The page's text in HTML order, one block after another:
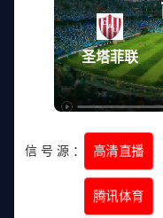
圣塔菲联
信 号 源 ： 高清直播
腾讯体育